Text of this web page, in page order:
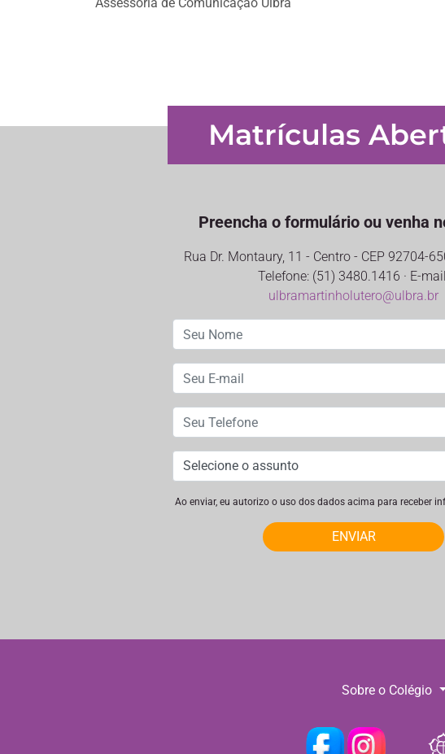
Matrículas
Preencha o formulário ou venha
Rua Dr. Montaury, 11 - Centro - CEP 92704-
Telefone: (51) 3480.1416 · E-
ulbramartinholutero@ulbra.br
Ao enviar, eu autorizo o uso dos dados acima para receber
ENVIAR
Sobre o Colégio